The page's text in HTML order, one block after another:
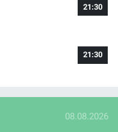
21:30
21:30
08.08.2026